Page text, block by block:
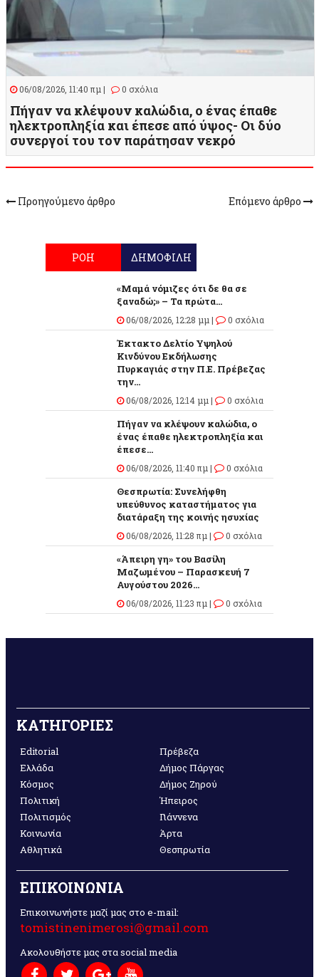
06/08/2026, 11:40 πμ | 0 σχόλια
Πήγαν να κλέψουν καλώδια, ο ένας έπαθε
ηλεκτροπληξία και έπεσε από ύψος- Οι δύο
συνεργοί του τον παράτησαν νεκρό
Προηγούμενο άρθρο Επόμενο άρθρο
ΡΟΗ ΔΗΜΟΦΙΛΗ
«Μαμά νόμιζες ότι δε θα σε
ξαναδώ;» – Τα πρώτα...
06/08/2026, 12:28 μμ | 0 σχόλια
Έκτακτο Δελτίο Υψηλού
Κινδύνου Εκδήλωσης
Πυρκαγιάς στην Π.Ε. Πρέβεζας
την...
06/08/2026, 12:14 μμ | 0 σχόλια
Πήγαν να κλέψουν καλώδια, ο
ένας έπαθε ηλεκτροπληξία και
έπεσε...
06/08/2026, 11:40 πμ | 0 σχόλια
Θεσπρωτία: Συνελήφθη
υπεύθυνος καταστήματος για
διατάραξη της κοινής ησυχίας
06/08/2026, 11:28 πμ | 0 σχόλια
«Άπειρη γη» του Βασίλη
Μαζωμένου – Παρασκευή 7
Αυγούστου 2026...
06/08/2026, 11:23 πμ | 0 σχόλια
ΚΑΤΗΓΟΡΙΕΣ
Editorial
Ελλάδα
Κόσμος
Πολιτική
Πολιτισμός
Κοινωνία
Αθλητικά
Πρέβεζα
Δήμος Πάργας
Δήμος Ζηρού
Ήπειρος
Γιάννενα
Άρτα
Θεσπρωτία
ΕΠΙΚΟΙΝΩΝΙΑ
Επικοινωνήστε μαζί μας στο e-mail:
tomistinenimerosi@gmail.com
Ακολουθήστε μας στα social media